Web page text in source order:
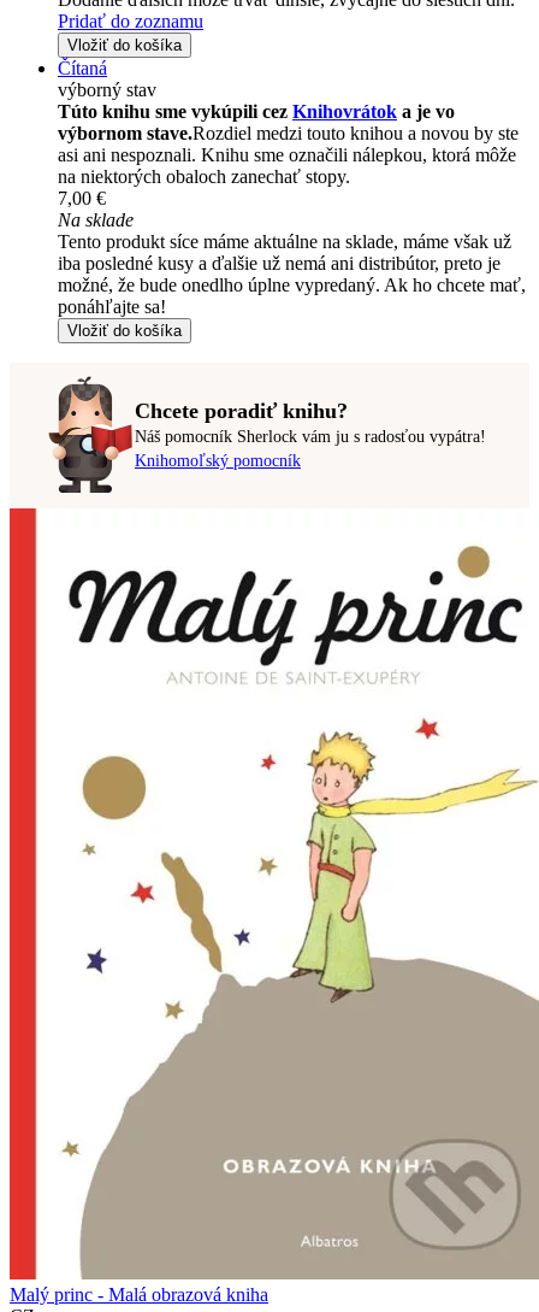
Pridať do zoznamu
Vložiť do košíka
Čítaná
výborný stav
Túto knihu sme vykúpili cez Knihovrátok a je vo
výbornom stave.Rozdiel medzi touto knihou a novou by ste
asi ani nespoznali. Knihu sme označili nálepkou, ktorá môže
na niektorých obaloch zanechať stopy.
7,00 €
Na sklade
Tento produkt síce máme aktuálne na sklade, máme však už
iba posledné kusy a ďalšie už nemá ani distribútor, preto je
možné, že bude onedlho úplne vypredaný. Ak ho chcete mať,
ponáhľajte sa!
Vložiť do košíka
Chcete poradiť knihu?
Náš pomocník Sherlock vám ju s radosťou vypátra!
Knihomoľský pomocník
Malý princ - Malá obrazová kniha